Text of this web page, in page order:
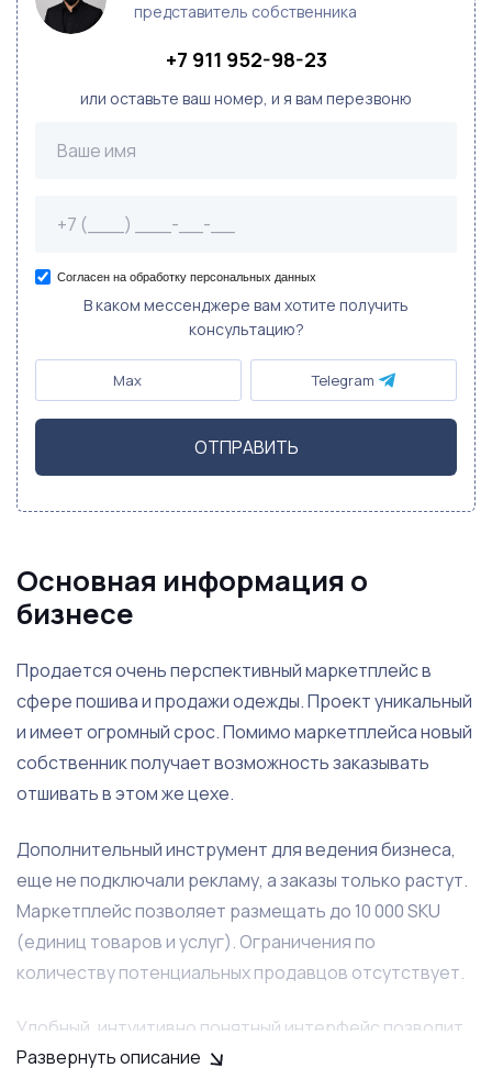
представитель собственника
+7 911 952-98-23
или оставьте ваш номер, и я вам перезвоню
Согласен на обработку персональных данных
В каком мессенджере вам хотите получить
консультацию?
Max Telegram
ОТПРАВИТЬ
Основная информация о
бизнесе
Продается очень перспективный маркетплейс в
сфере пошива и продажи одежды. Проект уникальный
и имеет огромный срос. Помимо маркетплейса новый
собственник получает возможность заказывать
отшивать в этом же цехе.
Дополнительный инструмент для ведения бизнеса,
еще не подключали рекламу, а заказы только растут.
Маркетплейс позволяет размещать до 10 000 SKU
(единиц товаров и услуг). Ограничения по
количеству потенциальных продавцов отсутствует.
Удобный, интуитивно понятный интерфейс позволит
клиентам быстро найти нужные товары и услуги.
Развернуть описание